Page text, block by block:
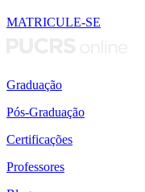
MATRICULE-SE
Graduação
Pós-Graduação
Certificações
Professores